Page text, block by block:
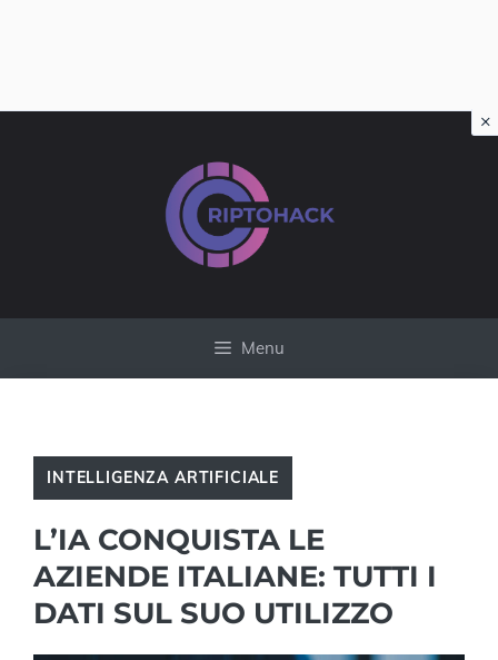
Menu
INTELLIGENZA ARTIFICIALE
L’IA CONQUISTA LE
AZIENDE ITALIANE: TUTTI I
DATI SUL SUO UTILIZZO
×